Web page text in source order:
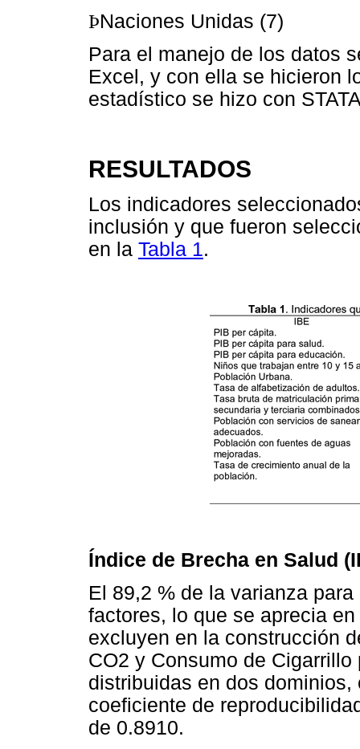
ÞNaciones Unidas (7)
Para el manejo de los datos
Excel, y con ella se hicieron
estadístico se hizo con
RESULTADOS
Los indicadores
inclusión y que fueron
en la Tabla 1.
Índice de Brecha en Salud
El 89,2 % de la varianza
factores, lo que se aprecia
excluyen en la construcción
CO2 y Consumo de
distribuidas en dos
coeficiente de
de 0.8910.